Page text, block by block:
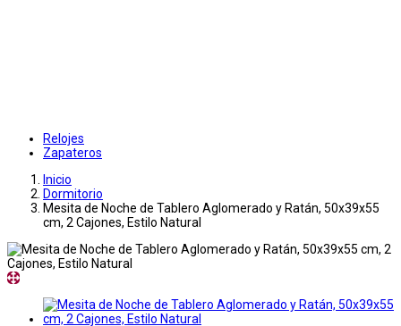
Relojes
Zapateros
Inicio
Dormitorio
Mesita de Noche de Tablero Aglomerado y Ratán, 50x39x55
cm, 2 Cajones, Estilo Natural